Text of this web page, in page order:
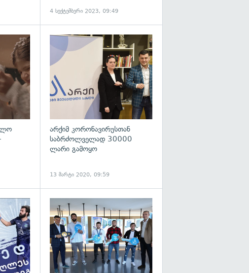
4 სექტემბერი 2023, 09:49
არქიმ კორონავირუსთან
საბრძოლველად 30000
ლარი გამოყო
13 მარტი 2020, 09:59